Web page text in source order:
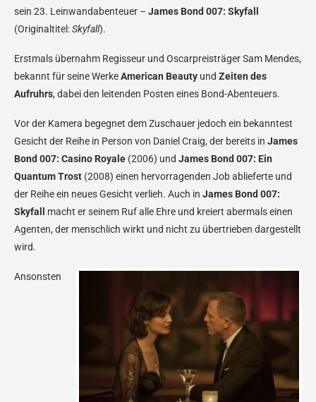
sein 23. Leinwandabenteuer – James Bond 007: Skyfall
(Originaltitel:Skyfall).
Erstmals übernahm Regisseur und Oscarpreisträger Sam Mendes,
bekannt für seine WerkeAmerican Beauty und Zeiten des
Aufruhrs, dabei den leitenden Posten eines Bond-Abenteuers.
Vor der Kamera begegnet dem Zuschauer jedoch ein bekanntest
Gesicht der Reihe in Person von Daniel Craig, der bereits in James
Bond 007: Casino Royale (2006) und James Bond 007: Ein
Quantum Trost (2008) einen hervorragenden Job ablieferte und
der Reihe ein neues Gesicht verlieh. Auch in James Bond 007:
Skyfall
macht er seinem Ruf alle Ehre und kreiert abermals einen
Agenten, der menschlich wirkt und nicht zu übertrieben dargestellt
wird.
Ansonsten